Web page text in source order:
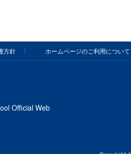
方針 ホームページのご利用について
Official Web